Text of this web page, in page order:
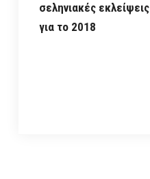
navigation
σεληνιακές εκλείψεις
για το 2018